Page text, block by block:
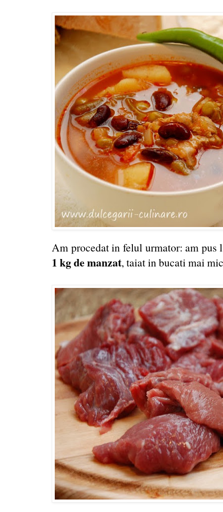
Am procedat in felul urmator: am
1 kg de manzat, taiat in bucati mai